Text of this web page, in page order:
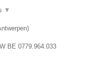
▼
)
BE 0779.964.033